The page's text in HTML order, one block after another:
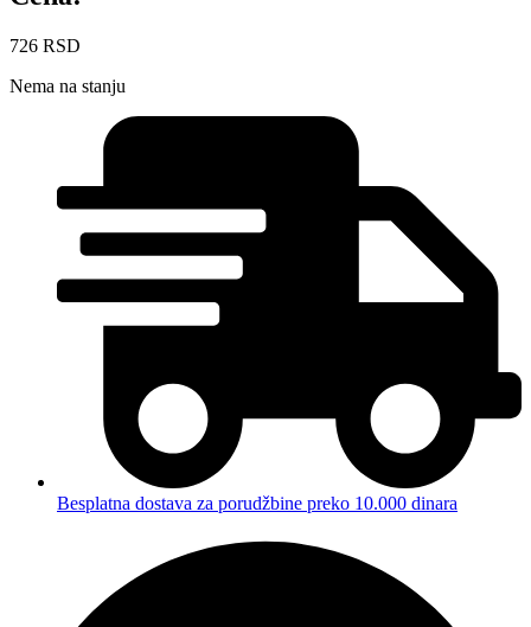
726 RSD
Nema na stanju
Besplatna dostava za porudžbine preko 10.000 dinara